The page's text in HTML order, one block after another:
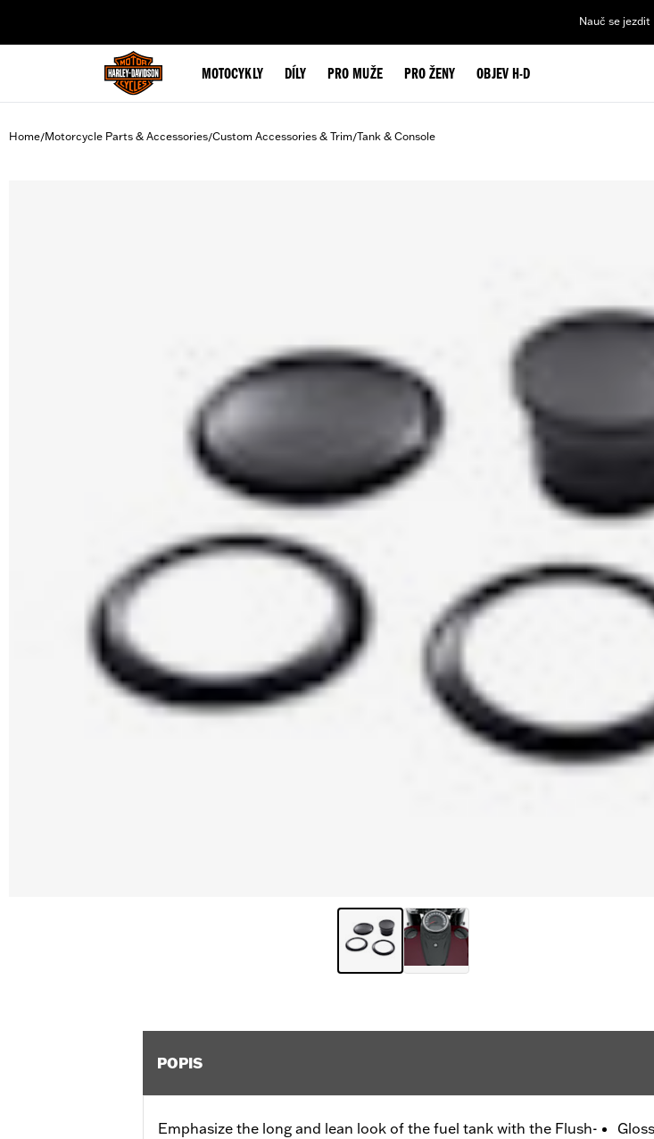
Nauč se jezdit
MOTOCYKLY DÍLY PRO MUŽE PRO ŽENY OBJEV H-D
Home/Motorcycle Parts & Accessories/Custom Accessories & Trim/Tank & Console
POPIS
Emphasize the long and lean look of the fuel tank with the Flush-